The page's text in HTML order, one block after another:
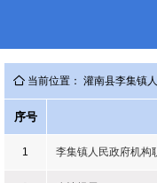
当前位置： 灌南县李集镇
序号
1 李集镇人民政府机构